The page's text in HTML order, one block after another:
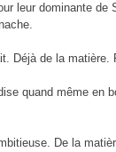
leur dominante de
Déjà de la matière.
quand même en
De la